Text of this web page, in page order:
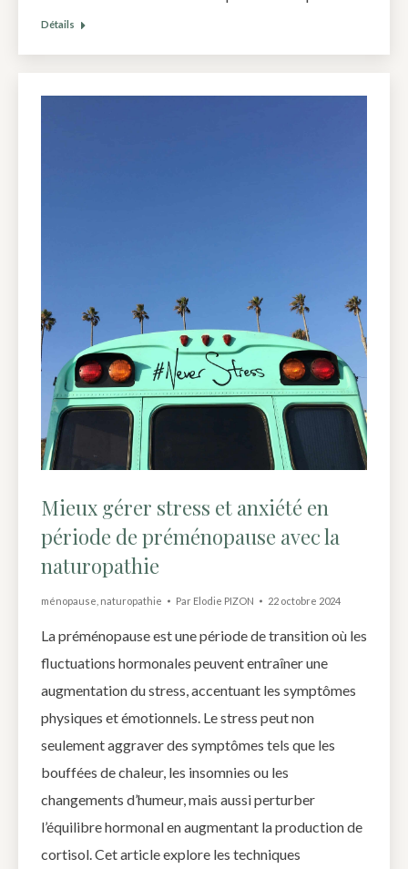
Détails
Mieux gérer stress et anxiété en
période de préménopause avec la
naturopathie
ménopause naturopathie Par Elodie PIZON 22 octobre 2024
La préménopause est une période de transition où les
fluctuations hormonales peuvent entraîner une
augmentation du stress, accentuant les symptômes
physiques et émotionnels. Le stress peut non
seulement aggraver des symptômes tels que les
bouffées de chaleur, les insomnies ou les
changements d’humeur, mais aussi perturber
l’équilibre hormonal en augmentant la production de
cortisol. Cet article explore les techniques